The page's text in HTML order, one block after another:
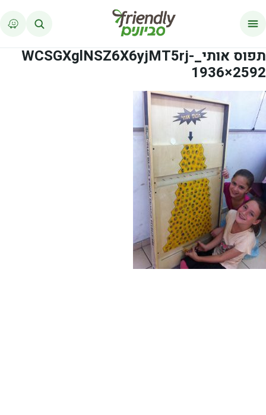
תפוס אותי_WCSGXglNSZ6X6yjMT5rj-
1936×2592